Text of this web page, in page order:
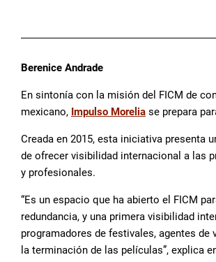
Berenice Andrade
En sintonía con la misión del FICM de
mexicano, Impulso Morelia se prepara
Creada en 2015, esta iniciativa presenta
de ofrecer visibilidad internacional a las
y profesionales.
“Es un espacio que ha abierto el FICM
redundancia, y una primera visibilidad
programadores de festivales, agentes
la terminación de las películas”, explica